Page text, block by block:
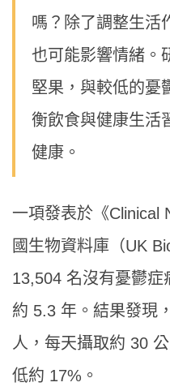
嗎？除了調整生活
也可能影響情緒。
堅果，與較低的憂
衡飲食與健康生活
健康。
一項發表於《Clinical
國生物資料庫（UK
13,504 名沒有憂鬱
約 5.3 年。結果發現
人，每天攝取約 30
低約 17%。